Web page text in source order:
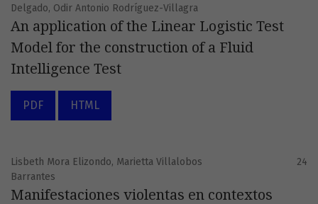
Delgado, Odir Antonio Rodríguez-Villagra
An application of the Linear Logistic Test
Model for the construction of a Fluid
Intelligence Test
PDF HTML
Lisbeth Mora Elizondo, Marietta Villalobos
Barrantes
24
Manifestaciones violentas en contextos